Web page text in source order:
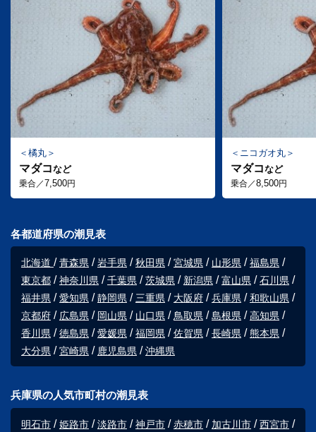
橘丸
マダコなど
乗合／7,500円
ニコガオ丸
マダコなど
乗合／8,500円
各都道府県の潮見表
北海道 青森県 岩手県 秋田県 宮城県 山形県
福島県
東京都
神奈川県 千葉県 茨城県 新潟県 富山県
石川県
福井県
愛知県 静岡県 三重県 大阪府 兵庫県
和歌山県
京都府
広島県 岡山県 山口県 鳥取県 島根県
高知県
香川県
徳島県 愛媛県 福岡県 佐賀県 長崎県
熊本県
大分県
宮崎県 鹿児島県 沖縄県
兵庫県の人気市町村の潮見表
明石市 姫路市 淡路市 神戸市 赤穂市 加古川市
西宮市